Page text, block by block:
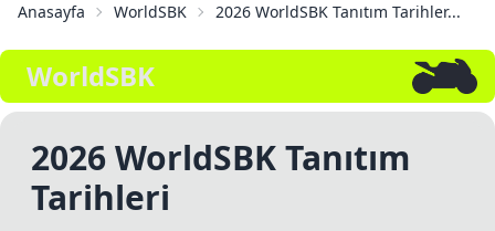
Anasayfa WorldSBK 2026 WorldSBK Tanıtım Tarihler...
WorldSBK
2026 WorldSBK Tanıtım
Tarihleri